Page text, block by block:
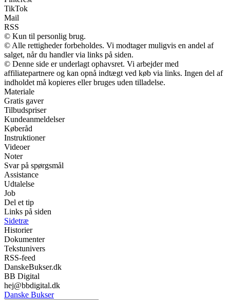
TikTok
Mail
RSS
© Kun til personlig brug.
© Alle rettigheder forbeholdes. Vi modtager muligvis en andel af
salget, når du handler via links på siden.
© Denne side er underlagt ophavsret. Vi arbejder med
affiliatepartnere og kan opnå indtægt ved køb via links. Ingen del af
indholdet må kopieres eller bruges uden tilladelse.
Materiale
Gratis gaver
Tilbudspriser
Kundeanmeldelser
Køberåd
Instruktioner
Videoer
Noter
Svar på spørgsmål
Assistance
Udtalelse
Job
Del et tip
Links på siden
Sidetræ
Historier
Dokumenter
Tekstunivers
RSS-feed
DanskeBukser.dk
BB Digital
hej@bbdigital.dk
Danske Bukser